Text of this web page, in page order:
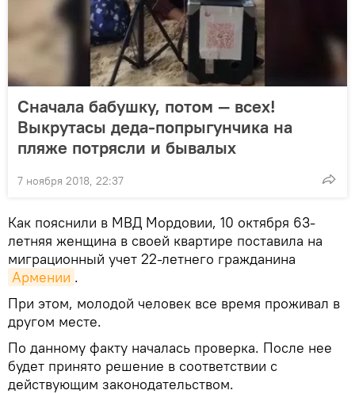
Сначала бабушку, потом — всех!
Выкрутасы деда-попрыгунчика на
пляже потрясли и бывалых
7 ноября 2018, 22:37
Как пояснили в МВД Мордовии, 10 октября 63-
летняя женщина в своей квартире поставила на
миграционный учет 22-летнего гражданина
Армении .
При этом, молодой человек все время проживал в
другом месте.
По данному факту началась проверка. После нее
будет принято решение в соответствии с
действующим законодательством.